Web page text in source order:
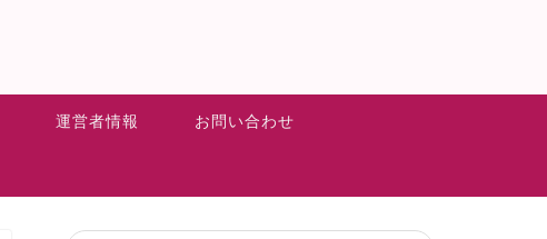
運営者情報 お問い合わせ